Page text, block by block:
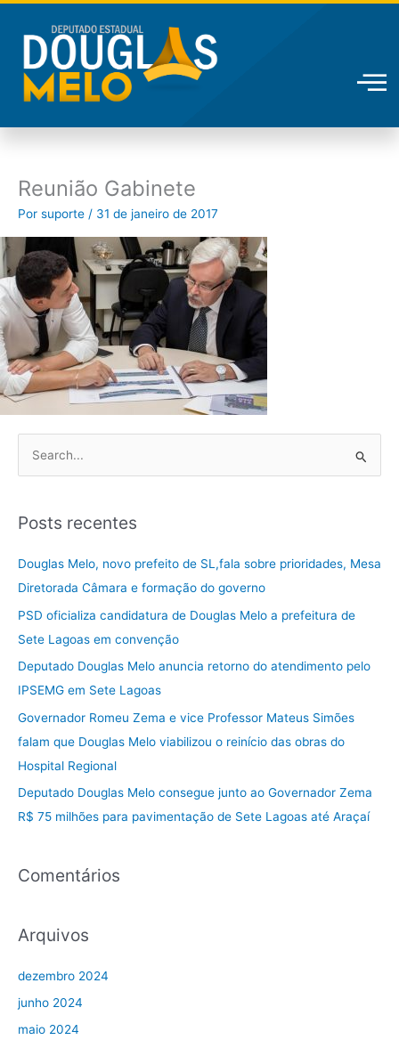
conteúdo
Reunião Gabinete
Por suporte / 31 de janeiro de 2017
q
p
o
r
:
Posts recentes
Douglas Melo, novo prefeito de SL,fala sobre prioridades, Mesa
Diretorada Câmara e formação do governo
PSD oficializa candidatura de Douglas Melo a prefeitura de
Sete Lagoas em convenção
Deputado Douglas Melo anuncia retorno do atendimento pelo
IPSEMG em Sete Lagoas
Governador Romeu Zema e vice Professor Mateus Simões
falam que Douglas Melo viabilizou o reinício das obras do
Hospital Regional
Deputado Douglas Melo consegue junto ao Governador Zema
R$ 75 milhões para pavimentação de Sete Lagoas até Araçaí
Comentários
Arquivos
dezembro 2024
junho 2024
maio 2024